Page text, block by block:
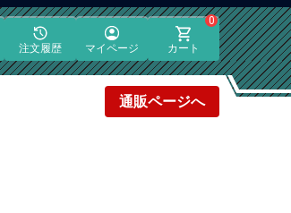
注文履歴 マイページ
0
カート
通販ページへ